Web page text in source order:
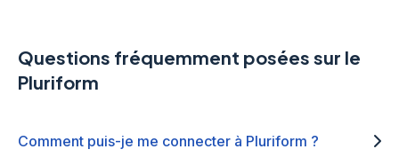
Questions fréquemment posées sur le
Pluriform
Comment puis-je me connecter à Pluriform ?